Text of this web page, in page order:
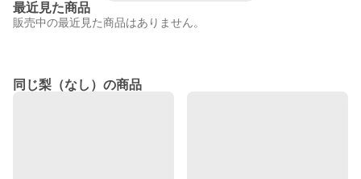
最近見た商品
販売中の最近見た商品はありません。
同じ梨（なし）の商品